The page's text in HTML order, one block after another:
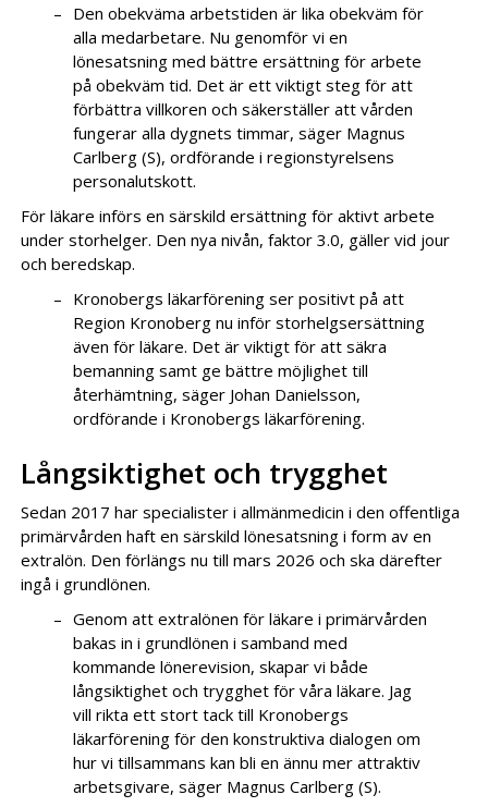
Den obekväma arbetstiden är lika obekväm för
alla medarbetare. Nu genomför vi en
lönesatsning med bättre ersättning för arbete
på obekväm tid. Det är ett viktigt steg för att
förbättra villkoren och säkerställer att vården
fungerar alla dygnets timmar, säger Magnus
Carlberg (S), ordförande i regionstyrelsens
personalutskott.
För läkare införs en särskild ersättning för aktivt arbete
under storhelger. Den nya nivån, faktor 3.0, gäller vid jour
och beredskap.
Kronobergs läkarförening ser positivt på att
Region Kronoberg nu inför storhelgsersättning
även för läkare. Det är viktigt för att säkra
bemanning samt ge bättre möjlighet till
återhämtning, säger Johan Danielsson,
ordförande i Kronobergs läkarförening.
Långsiktighet och trygghet
Sedan 2017 har specialister i allmänmedicin i den offentliga
primärvården haft en särskild lönesatsning i form av en
extralön. Den förlängs nu till mars 2026 och ska därefter
ingå i grundlönen.
Genom att extralönen för läkare i primärvården
bakas in i grundlönen i samband med
kommande lönerevision, skapar vi både
långsiktighet och trygghet för våra läkare. Jag
vill rikta ett stort tack till Kronobergs
läkarförening för den konstruktiva dialogen om
hur vi tillsammans kan bli en ännu mer attraktiv
arbetsgivare, säger Magnus Carlberg (S).